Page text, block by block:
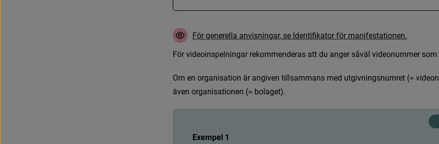
För generella anvisningar, se Identifkator för manifestationen.
För videoinspelningar rekommenderas att du anger såväl videonummer som
Om en organisation är angiven tillsammans med utgivningsnumret (= videon
även organisationen (= bolaget).
Exempel 1